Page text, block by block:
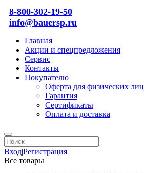
8-800-302-19-50
info@bauersp.ru
Главная
Акции и спецпредложения
Сервис
Контакты
Покупателю
Оферта для физических лиц
Гарантия
Сертификаты
Оплата и доставка
Вход|Регистрация
Все товары